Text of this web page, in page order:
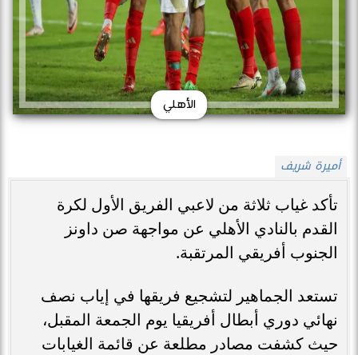
الأهلي
أميرة شريف
تأكد غياب ثلاثة من لاعبي الفريق الأول لكرة
القدم بالنادي الأهلي عن مواجهة صن داونز
الجنوب أفريقي المرتقبة.
تستعد الجماهير لتشجيع فريقها في إياب نصف
نهائي دوري أبطال أفريقيا يوم الجمعة المقبل،
حيث كشفت مصادر مطلعة عن قائمة الغيابات